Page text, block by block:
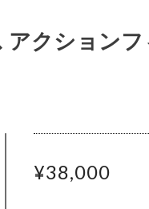
クション
¥38,000